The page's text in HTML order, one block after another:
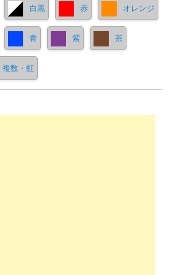
白黒 赤 オレンジ
青 紫 茶
複数・虹